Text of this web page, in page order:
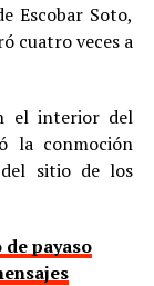
Escobar Soto,
cuatro veces a
el interior del
la conmoción
sitio de los
payaso